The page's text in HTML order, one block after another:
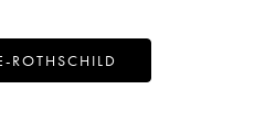
ROTHSCHILD